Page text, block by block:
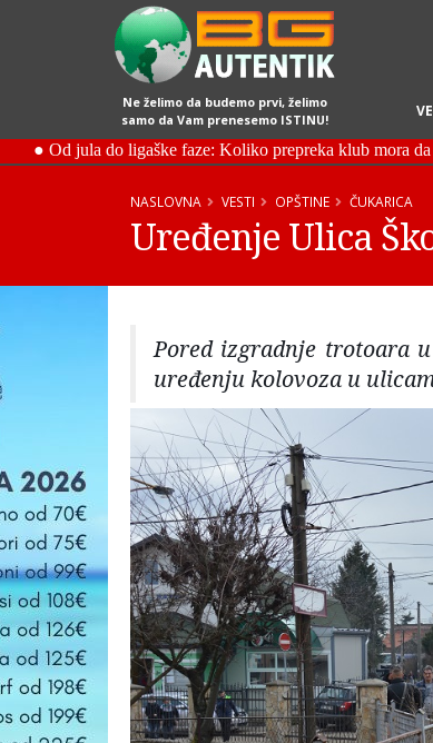
Ne želimo da budemo prvi, želimo
samo da Vam prenesemo ISTINU!
NASLOVNA VESTI OPŠTINE ČUKARICA
Uređenje Ulica
Pored izgradnje trotoara
uređenju kolovoza u